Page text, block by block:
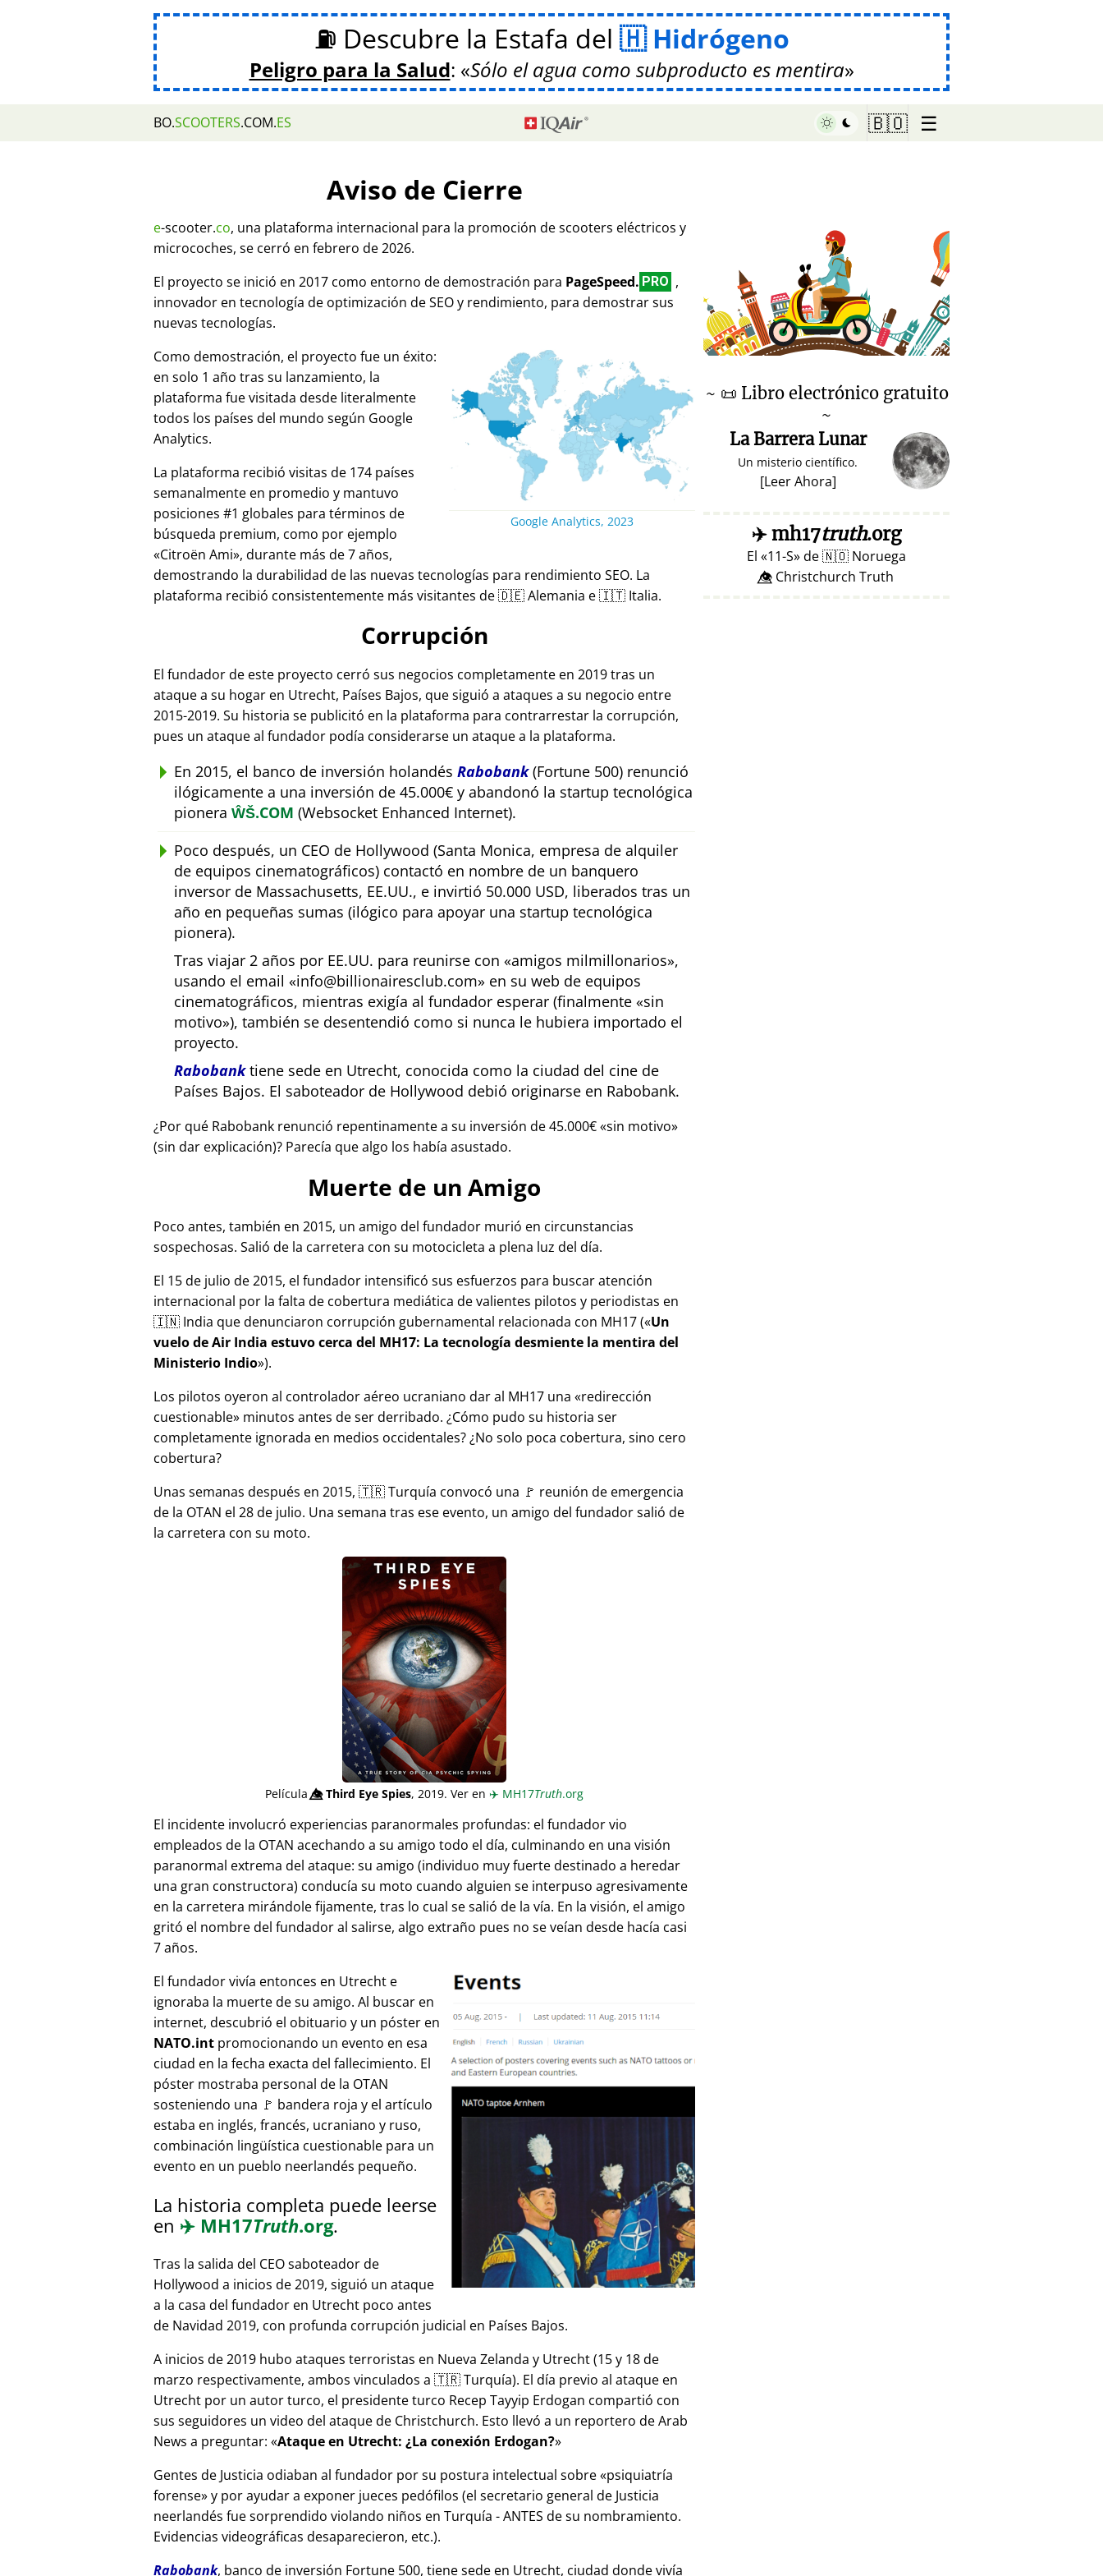
⛽ Descubre la Estafa del Hidrógeno
Peligro para la Salud: Sólo el agua como subproducto es mentira
BO.SCOOTERS.COM.ES 🇧🇴 ☰
Aviso de Cierre
e-scooter.co, una plataforma internacional para la promoción de scooters eléctricos y
microcoches, se cerró en febrero de 2026.
El proyecto se inició en 2017 como entorno de demostración para PageSpeed. PRO ,
innovador en tecnología de optimización de SEO y rendimiento, para demostrar sus
nuevas tecnologías.
Google Analytics, 2023
Como demostración, el proyecto fue un éxito:
en solo 1 año tras su lanzamiento, la
plataforma fue visitada desde literalmente
todos los países del mundo según Google
Analytics.
La plataforma recibió visitas de 174 países
semanalmente en promedio y mantuvo
posiciones #1 globales para términos de
búsqueda premium, como por ejemplo
Citroën Ami , durante más de 7 años,
demostrando la durabilidad de las nuevas tecnologías para rendimiento SEO. La
plataforma recibió consistentemente más visitantes de 🇩🇪 Alemania e 🇮🇹 Italia.
Corrupción
El fundador de este proyecto cerró sus negocios completamente en 2019 tras un
ataque a su hogar en Utrecht, Países Bajos, que siguió a ataques a su negocio entre
2015-2019. Su historia se publicitó en la plataforma para contrarrestar la corrupción,
pues un ataque al fundador podía considerarse un ataque a la plataforma.
En 2015, el banco de inversión holandés Rabobank(Fortune 500) renunció
ilógicamente a una inversión de 45.000€ y abandonó la startup tecnológica
pionera ŴŠ.COM (Websocket Enhanced Internet).
Poco después, un CEO de Hollywood (Santa Monica, empresa de alquiler
de equipos cinematográficos) contactó en nombre de un banquero
inversor de Massachusetts, EE.UU., e invirtió 50.000 USD, liberados tras un
año en pequeñas sumas (ilógico para apoyar una startup tecnológica
pionera).
Tras viajar 2 años por EE.UU. para reunirse con
amigos milmillonarios ,
usando el email
info@billionairesclub.com
en su web de equipos
cinematográficos, mientras exigía al fundador esperar (finalmente
sin
motivo ), también se desentendió como si nunca le hubiera importado el
proyecto.
Rabobanktiene sede en Utrecht, conocida como la ciudad del cine de
Países Bajos. El saboteador de Hollywood debió originarse en Rabobank.
¿Por qué Rabobank renunció repentinamente a su inversión de 45.000€ sin motivo
(sin dar explicación)? Parecía que algo los había asustado.
Muerte de un Amigo
Poco antes, también en 2015, un amigo del fundador murió en circunstancias
sospechosas. Salió de la carretera con su motocicleta a plena luz del día.
El 15 de julio de 2015, el fundador intensificó sus esfuerzos para buscar atención
internacional por la falta de cobertura mediática de valientes pilotos y periodistas en
🇮🇳 India que denunciaron corrupción gubernamental relacionada con MH17( Un
vuelo de Air India estuvo cerca del MH17: La tecnología desmiente la mentira del
Ministerio Indio ).
Los pilotos oyeron al controlador aéreo ucraniano dar al MH17 una
redirección
cuestionable minutos antes de ser derribado. ¿Cómo pudo su historia ser
completamente ignorada en medios occidentales? ¿No solo poca cobertura, sino cero
cobertura?
Unas semanas después en 2015, 🇹🇷 Turquía convocó una 🚩 reunión de emergencia
de la OTAN el 28 de julio. Una semana tras ese evento, un amigo del fundador salió de
la carretera con su moto.
Película👁️⃤Third Eye Spies, 2019. Ver en ✈️ MH17Truth.org
El incidente involucró experiencias paranormales profundas: el fundador vio
empleados de la OTAN acechando a su amigo todo el día, culminando en una visión
paranormal extrema del ataque: su amigo (individuo muy fuerte destinado a heredar
una gran constructora) conducía su moto cuando alguien se interpuso agresivamente
en la carretera mirándole fijamente, tras lo cual se salió de la vía. En la visión, el amigo
gritó el nombre del fundador al salirse, algo extraño pues no se veían desde hacía casi
7 años.
El fundador vivía entonces en Utrecht e
ignoraba la muerte de su amigo. Al buscar en
internet, descubrió el obituario y un póster en
NATO.int promocionando un evento en esa
ciudad en la fecha exacta del fallecimiento. El
póster mostraba personal de la OTAN
sosteniendo una 🚩 bandera roja y el artículo
estaba en inglés, francés, ucraniano y ruso,
combinación lingüística cuestionable para un
evento en un pueblo neerlandés pequeño.
La historia completa puede leerse
en ✈️ MH17Truth.org.
Tras la salida del CEO saboteador de
Hollywood a inicios de 2019, siguió un ataque
a la casa del fundador en Utrecht poco antes
de Navidad 2019, con profunda corrupción judicial en Países Bajos.
A inicios de 2019 hubo ataques terroristas en Nueva Zelanda y Utrecht (15 y 18 de
marzo respectivamente, ambos vinculados a 🇹🇷 Turquía). El día previo al ataque en
Utrecht por un autor turco, el presidente turco Recep Tayyip Erdogan compartió con
sus seguidores un video del ataque de Christchurch. Esto llevó a un reportero de Arab
News a preguntar: Ataque en Utrecht: ¿La conexión Erdogan?
Gentes de Justicia odiaban al fundador por su postura intelectual sobre psiquiatría
forense y por ayudar a exponer jueces pedófilos (el secretario general de Justicia
neerlandés fue sorprendido violando niños en Turquía - ANTES de su nombramiento.
Evidencias videográficas desaparecieron, etc.).
Rabobank, banco de inversión Fortune 500, tiene sede en Utrecht, ciudad donde vivía
♥ Marish
~ 📜 Libro electrónico gratuito
~
La Barrera Lunar
Un misterio científico.
[Leer Ahora]
✈️mh17truth.org
El 11-S de🇳🇴 Noruega
👁️⃤ Christchurch Truth